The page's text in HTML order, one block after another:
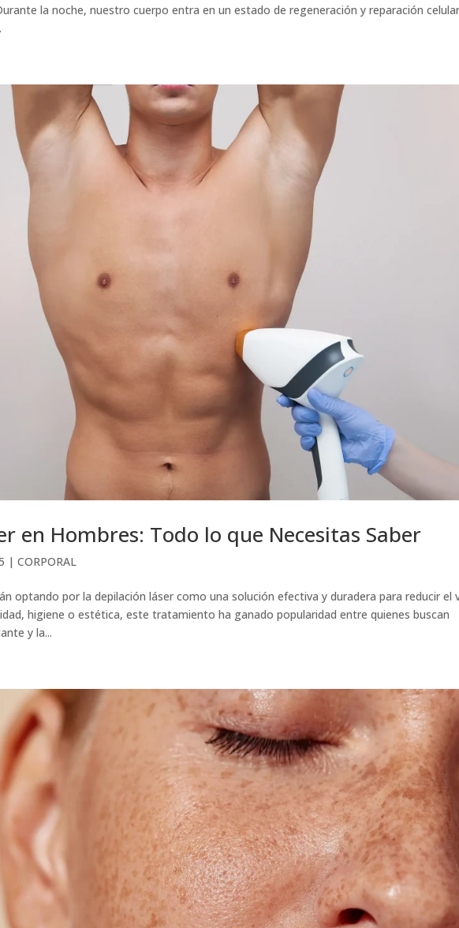
la noche, nuestro cuerpo entra en un estado de regeneración y reparación
en Hombres: Todo lo que Necesitas Saber
|CORPORAL
optando por la depilación láser como una solución efectiva y duradera para reducir el
higiene o estética, este tratamiento ha ganado popularidad entre quienes buscan
y la...